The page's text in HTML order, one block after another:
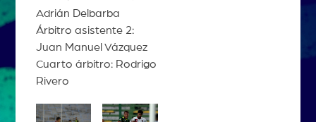
Adrián Delbarba
Árbitro asistente 2:
Juan Manuel Vázquez
Cuarto árbitro: Rodrigo
Rivero